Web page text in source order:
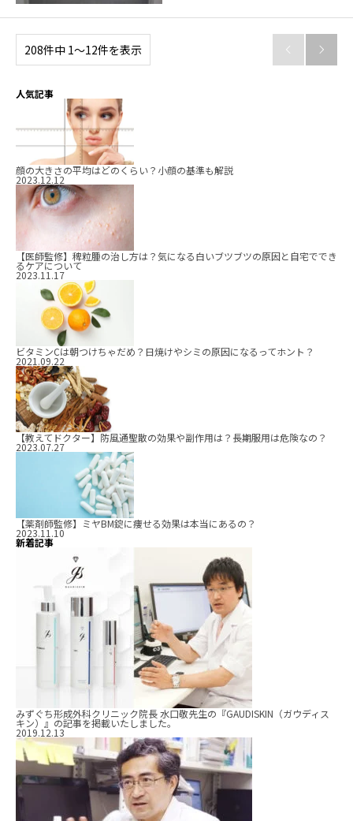
208件中 1〜12件を表示  
人気記事
顔の大きさの平均はどのくらい？小顔の基準も解説
2023.12.12
【医師監修】稗粒腫の治し方は？気になる白いブツブツの原因と自宅ででき
るケアについて
2023.11.17
ビタミンCは朝つけちゃだめ？日焼けやシミの原因になるってホント？
2021.09.22
【教えてドクター】防風通聖散の効果や副作用は？長期服用は危険なの？
2023.07.27
【薬剤師監修】ミヤBM錠に痩せる効果は本当にあるの？
2023.11.10
新着記事
みずぐち形成外科クリニック院長 水口敬先生の『GAUDISKIN（ガウディス
キン）』の記事を掲載いたしました。
2019.12.13